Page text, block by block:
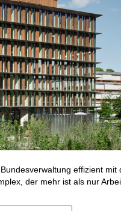
effizient
der mehr ist als nur